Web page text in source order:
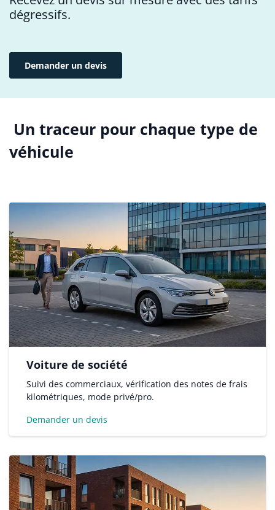
dégressifs.
Demander un devis
Un traceur pour chaque type de
véhicule
Voiture de société
Suivi des commerciaux, vérification des notes de frais
kilométriques, mode privé/pro.
Demander un devis